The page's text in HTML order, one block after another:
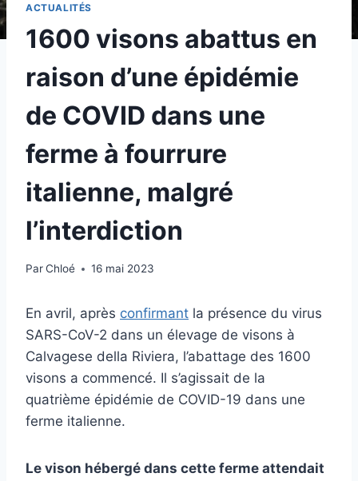
ACTUALITÉS
1600 visons abattus en
raison d’une épidémie
de COVID dans une
ferme à fourrure
italienne, malgré
l’interdiction
ParChloé 16 mai 2023
En avril, après confirmant la présence du virus
SARS-CoV-2 dans un élevage de visons à
Calvagese della Riviera, l’abattage des 1600
visons a commencé. Il s’agissait de la
quatrième épidémie de COVID-19 dans une
ferme italienne.
Le vison hébergé dans cette ferme attendait